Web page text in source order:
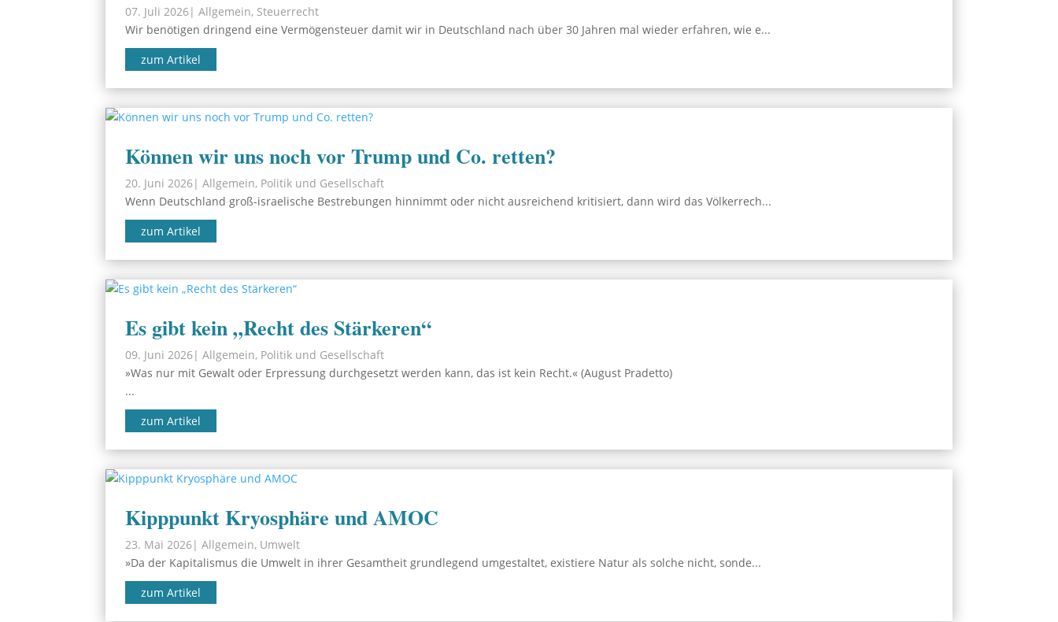
07. Juli 2026| Allgemein, Steuerrecht
Wir benötigen dringend eine Vermögensteuer damit wir in Deutschland nach über 30 Jahren mal wieder erfahren, wie e...
zum Artikel
Können wir uns noch vor Trump und Co. retten?
20. Juni 2026| Allgemein, Politik und Gesellschaft
Wenn Deutschland groß-israelische Bestrebungen hinnimmt oder nicht ausreichend kritisiert, dann wird das Völkerrech...
zum Artikel
Es gibt kein „Recht des Stärkeren“
09. Juni 2026| Allgemein, Politik und Gesellschaft
»Was nur mit Gewalt oder Erpressung durchgesetzt werden kann, das ist kein Recht.« (August Pradetto)
...
zum Artikel
Kipppunkt Kryosphäre und AMOC
23. Mai 2026| Allgemein, Umwelt
»Da der Kapitalismus die Umwelt in ihrer Gesamtheit grundlegend umgestaltet, existiere Natur als solche nicht, sonde...
zum Artikel